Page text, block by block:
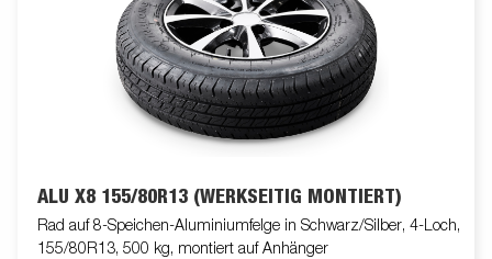
ALU X8 155/80R13 (WERKSEITIG MONTIERT)
Rad auf 8-Speichen-Aluminiumfelge in Schwarz/Silber, 4-Loch,
155/80R13, 500 kg, montiert auf Anhänger